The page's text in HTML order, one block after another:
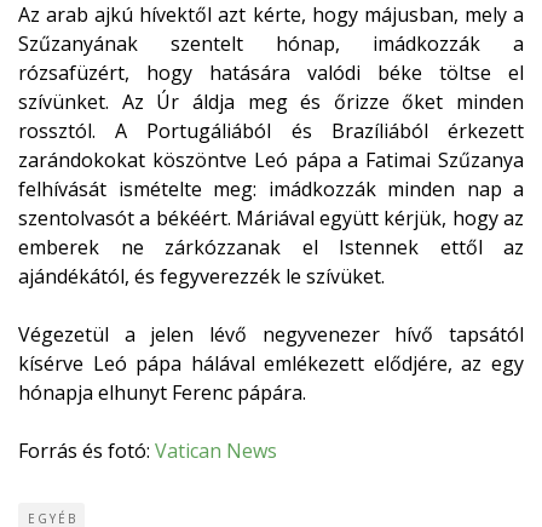
Az arab ajkú hívektől azt kérte, hogy májusban, mely a
Szűzanyának szentelt hónap, imádkozzák a
rózsafüzért, hogy hatására valódi béke töltse el
szívünket. Az Úr áldja meg és őrizze őket minden
rossztól. A Portugáliából és Brazíliából érkezett
zarándokokat köszöntve Leó pápa a Fatimai Szűzanya
felhívását ismételte meg: imádkozzák minden nap a
szentolvasót a békéért. Máriával együtt kérjük, hogy az
emberek ne zárkózzanak el Istennek ettől az
ajándékától, és fegyverezzék le szívüket.
Végezetül a jelen lévő negyvenezer hívő tapsától
kísérve Leó pápa hálával emlékezett elődjére, az egy
hónapja elhunyt Ferenc pápára.
Forrás és fotó: Vatican News
EGYÉB